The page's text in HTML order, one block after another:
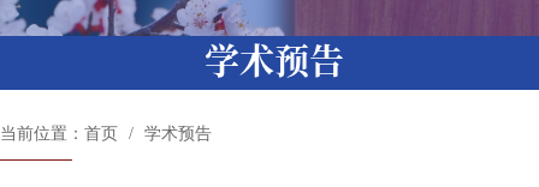
学术预告
当前位置： 首页 学术预告